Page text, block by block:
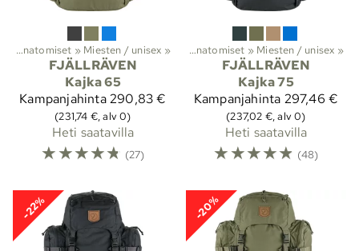
Anatomiset ‪» Miesten / unisex ‪»
FJÄLLRÄVEN
Kajka 65
Kampanjahinta290,83 €
(231,74 €, alv 0)
Heti saatavilla
☆☆☆☆☆ (27)
Vaellus‪»Reput ja laukut‪»Rinkat Anatomiset ‪» Miesten / unisex ‪»
FJÄLLRÄVEN
Kajka 75
Kampanjahinta 297,46 €
(237,02 €, alv 0)
Heti saatavilla
☆☆☆☆☆ (48)
-22% -20%